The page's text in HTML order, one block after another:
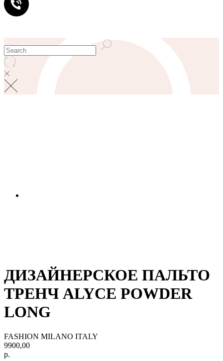
ДИЗАЙНЕРСКОЕ ПАЛЬТО
ТРЕНЧ ALYCE POWDER
LONG
FASHION MILANO ITALY
9900,00
р.